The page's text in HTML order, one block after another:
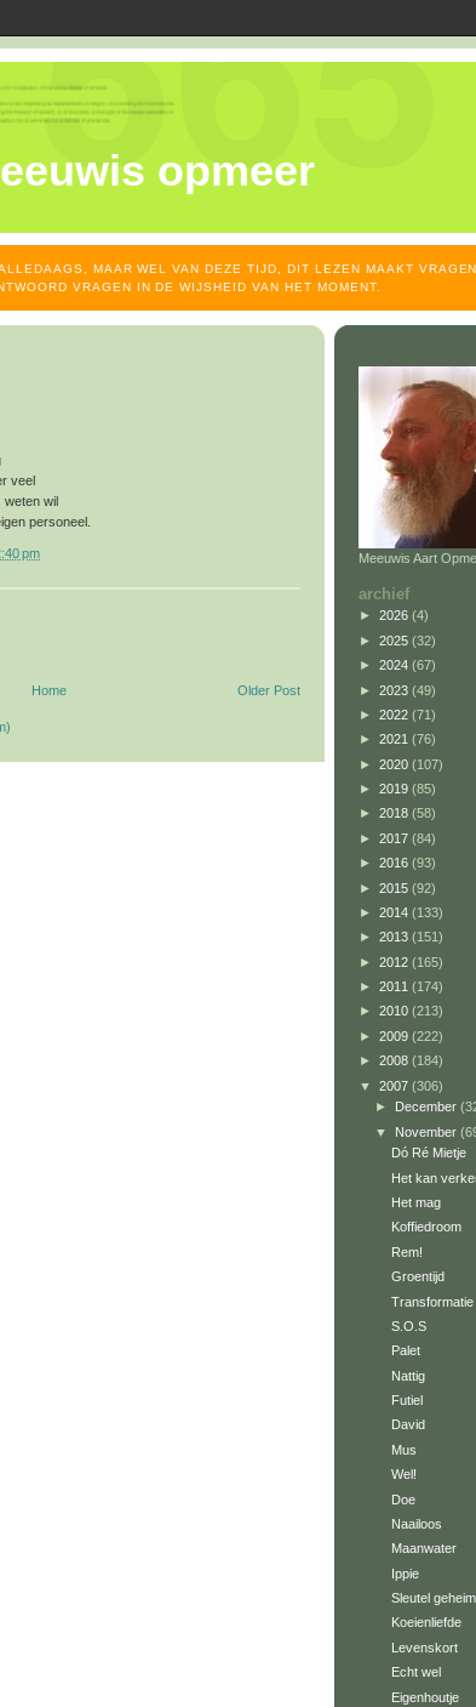
opmeer
MAAR WEL VAN DEZE TIJD, DIT LEZEN MAAKT
VRAGEN IN DE WIJSHEID VAN HET MOMENT.
veel
wil
personeel.
pm
Older Post
Home
Meeuwis Aart
archief
► 2026 (4)
► 2025 (32)
► 2024 (67)
► 2023 (49)
► 2022 (71)
► 2021 (76)
► 2020 (107)
► 2019 (85)
► 2018 (58)
► 2017 (84)
► 2016 (93)
► 2015 (92)
► 2014 (133)
► 2013 (151)
► 2012 (165)
► 2011 (174)
► 2010 (213)
► 2009 (222)
► 2008 (184)
▼ 2007 (306)
► December
▼ November
Dó Ré Mietje
Het kan
Het mag
Koffiedroom
Rem!
Groentijd
Transformatie
S.O.S
Palet
Nattig
Futiel
David
Mus
Wel!
Doe
Naailoos
Maanwater
Ippie
Sleutel geheim
Koeienliefde
Levenskort
Echt wel
Eigenhoutje